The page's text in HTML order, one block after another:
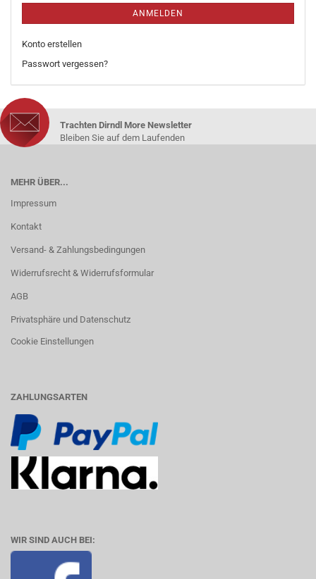
ANMELDEN
Konto erstellen
Passwort vergessen?
Trachten Dirndl More Newsletter
Bleiben Sie auf dem Laufenden
MEHR ÜBER...
Impressum
Kontakt
Versand- & Zahlungsbedingungen
Widerrufsrecht & Widerrufsformular
AGB
Privatsphäre und Datenschutz
Cookie Einstellungen
ZAHLUNGSARTEN
WIR SIND AUCH BEI: